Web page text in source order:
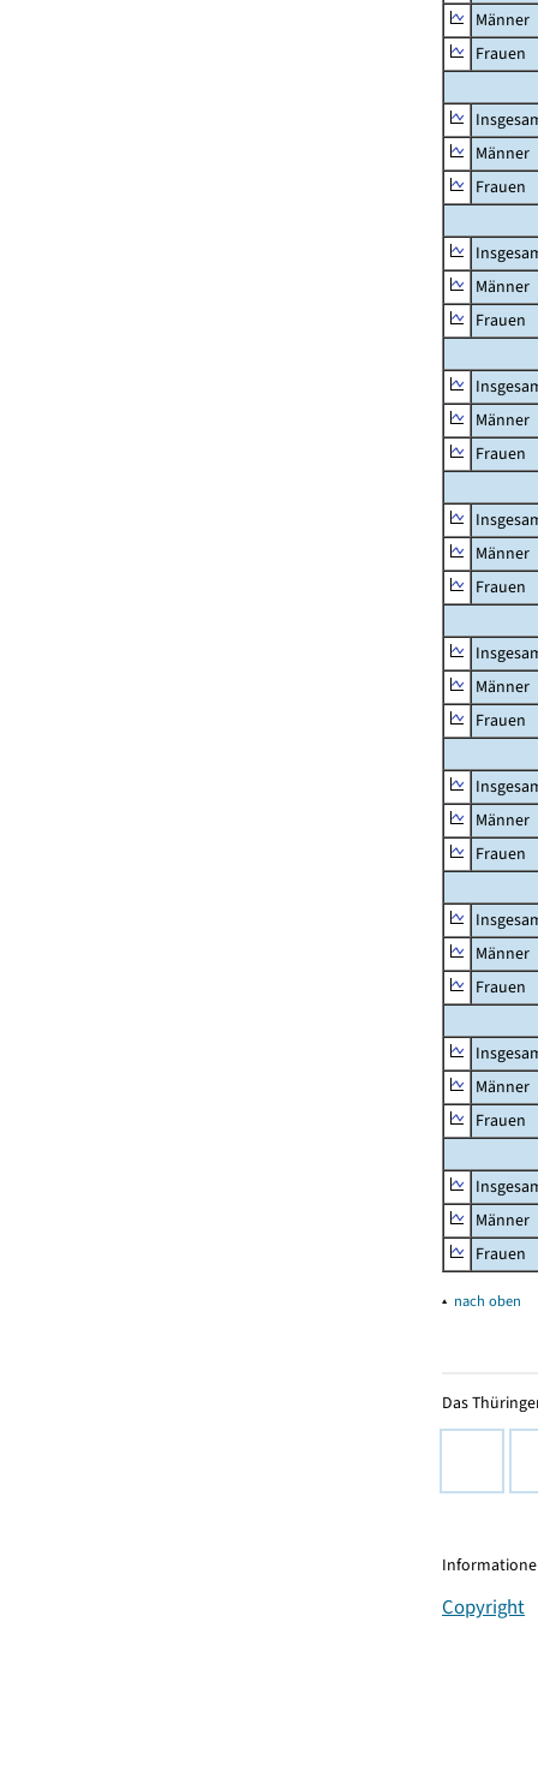
Männer
Frauen
Männer
Frauen
Männer
Frauen
Männer
Frauen
Männer
Frauen
Männer
Frauen
Männer
Frauen
Männer
Frauen
Männer
Frauen
Männer
Frauen
▴ nach oben
Das
Copyright